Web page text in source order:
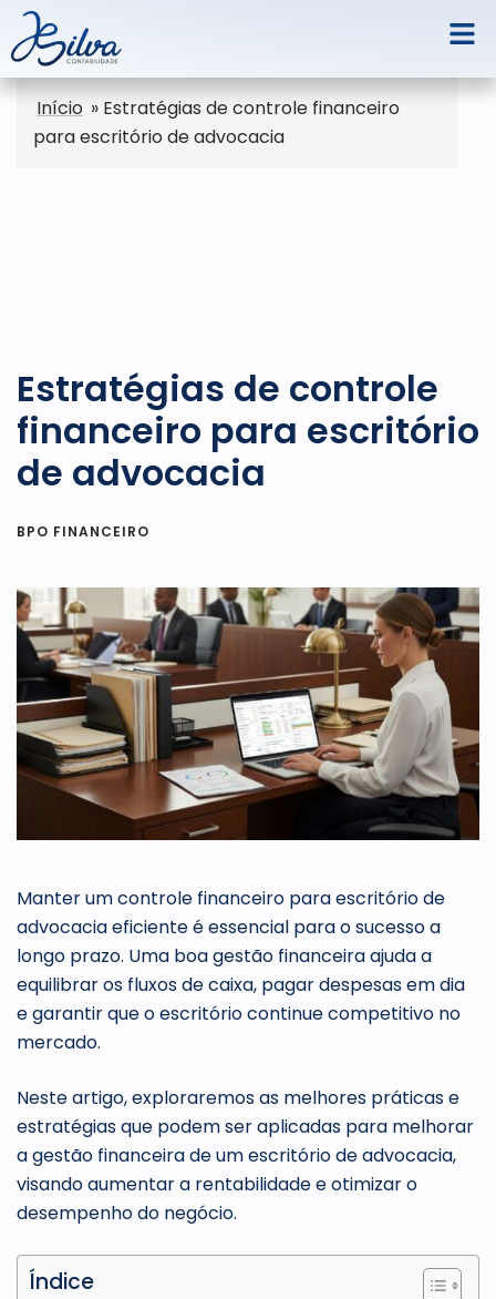
Início » Estratégias de controle financeiro
para escritório de advocacia
Estratégias de controle
financeiro para escritório
de advocacia
BPO FINANCEIRO
Manter um controle financeiro para escritório de
advocacia eficiente é essencial para o sucesso a
longo prazo. Uma boa gestão financeira ajuda a
equilibrar os fluxos de caixa, pagar despesas em dia
e garantir que o escritório continue competitivo no
mercado.
Neste artigo, exploraremos as melhores práticas e
estratégias que podem ser aplicadas para melhorar
a gestão financeira de um escritório de advocacia,
visando aumentar a rentabilidade e otimizar o
desempenho do negócio.
Índice